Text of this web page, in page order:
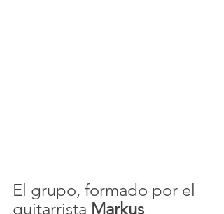
El grupo, formado por el
guitarrista Markus